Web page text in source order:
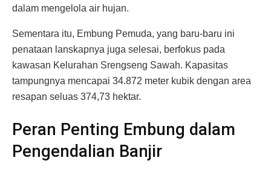
dalam mengelola air hujan.
Sementara itu, Embung Pemuda, yang baru-baru ini
penataan lanskapnya juga selesai, berfokus pada
kawasan Kelurahan Srengseng Sawah. Kapasitas
tampungnya mencapai 34.872 meter kubik dengan area
resapan seluas 374,73 hektar.
Peran Penting Embung dalam
Pengendalian Banjir